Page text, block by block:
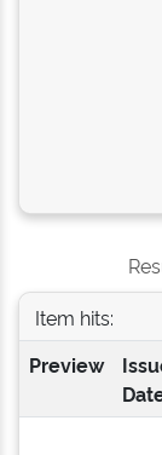
Item hits:
Preview